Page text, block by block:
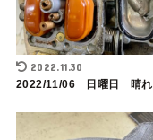
2022.11.30
2022/11/06 日曜日 晴れ